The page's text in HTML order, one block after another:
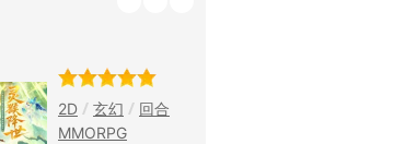
2D 玄幻
回合
MMORPG